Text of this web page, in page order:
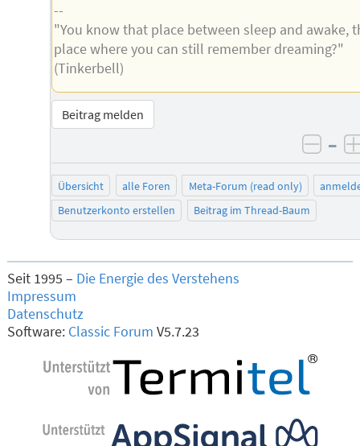
--
"You know that place between sleep and awake,
place where you can still remember dreaming?"
(Tinkerbell)
Beitrag melden
–
Übersicht alle Foren Meta-Forum (read only)
Benutzerkonto erstellen
Beitrag im Thread-Baum
Seit 1995 – Die Energie des Verstehens
Impressum
Datenschutz
Software: Classic Forum V5.7.23